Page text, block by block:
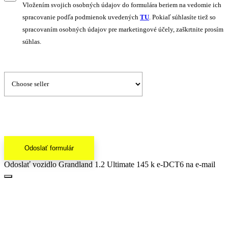
Vložením svojich osobných údajov do formulára beriem na vedomie ich
spracovanie podľa podmienok uvedených TU . Pokiaľ súhlasíte tiež so
spracovaním osobných údajov pre marketingové účely, zaškrtnite prosím
súhlas.
Odoslať formulár
Odoslať vozidlo Grandland 1.2 Ultimate 145 k e-DCT6 na e-mail